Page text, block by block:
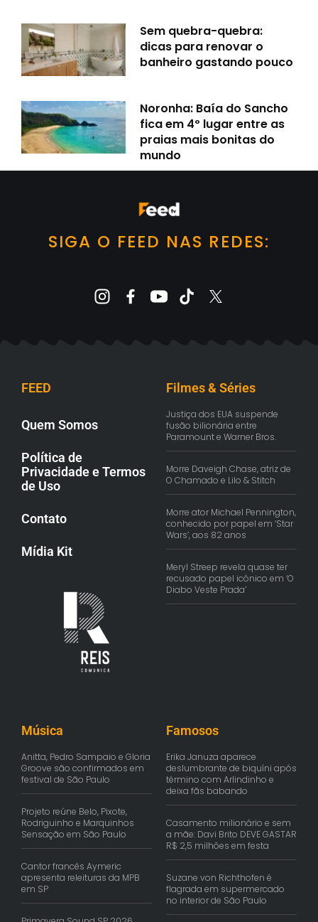
Sem quebra-quebra:
dicas para renovar o
banheiro gastando pouco
Noronha: Baía do Sancho
fica em 4º lugar entre as
praias mais bonitas do
mundo
SIGA O FEED NAS REDES:
FEED
Quem Somos
Política de
Privacidade e Termos
de Uso
Contato
Mídia Kit
Filmes & Séries
Justiça dos EUA suspende
fusão bilionária entre
Paramount e Warner Bros.
Morre Daveigh Chase, atriz de
O Chamado e Lilo & Stitch
Morre ator Michael Pennington,
conhecido por papel em ‘Star
Wars’, aos 82 anos
Meryl Streep revela quase ter
recusado papel icônico em ‘O
Diabo Veste Prada’
Música
Anitta, Pedro Sampaio e Gloria
Groove são confirmados em
festival de São Paulo
Projeto reúne Belo, Pixote,
Rodriguinho e Marquinhos
Sensação em São Paulo
Cantor francês Aymeric
apresenta releituras da MPB
em SP
Famosos
Erika Januza aparece
deslumbrante de biquíni após
término com Arlindinho e
deixa fãs babando
Casamento milionário e sem
a mãe: Davi Brito DEVE GASTAR
R$ 2,5 milhões em festa
Suzane von Richthofen é
flagrada em supermercado
no interior de São Paulo